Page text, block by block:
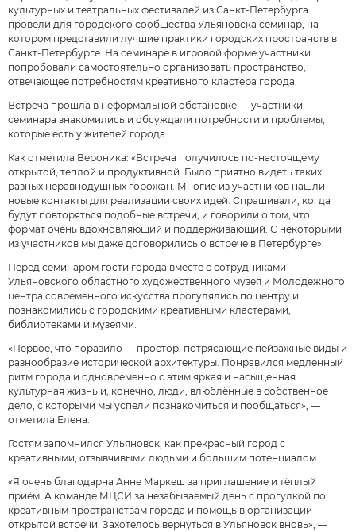
культурных и театральных фестивалей из Санкт-Петербурга
провели для городского сообщества Ульяновска семинар, на
котором представили лучшие практики городских пространств в
Санкт-Петербурге. На семинаре в игровой форме участники
попробовали самостоятельно организовать пространство,
отвечающее потребностям креативного кластера города.
Встреча прошла в неформальной обстановке — участники
семинара знакомились и обсуждали потребности и проблемы,
которые есть у жителей города.
Как отметила Вероника: «Встреча получилось по-настоящему
открытой, теплой и продуктивной. Было приятно видеть таких
разных неравнодушных горожан. Многие из участников нашли
новые контакты для реализации своих идей. Спрашивали, когда
будут повторяться подобные встречи, и говорили о том, что
формат очень вдохновляющий и поддерживающий. С некоторыми
из участников мы даже договорились о встрече в Петербурге».
Перед семинаром гости города вместе с сотрудниками
Ульяновского областного художественного музея и Молодежного
центра современного искусства прогулялись по центру и
познакомились с городскими креативными кластерами,
библиотеками и музеями.
«Первое, что поразило — простор, потрясающие пейзажные виды и
разнообразие исторической архитектуры. Понравился медленный
ритм города и одновременно с этим яркая и насыщенная
культурная жизнь и, конечно, люди, влюблённые в собственное
дело, с которыми мы успели познакомиться и пообщаться», —
отметила Елена.
Гостям запомнился Ульяновск, как прекрасный город с
креативными, отзывчивыми людьми и большим потенциалом.
«Я очень благодарна Анне Маркеш за приглашение и тёплый
приём. А команде МЦСИ за незабываемый день с прогулкой по
креативным пространствам города и помощь в организации
открытой встречи. Захотелось вернуться в Ульяновск вновь», —